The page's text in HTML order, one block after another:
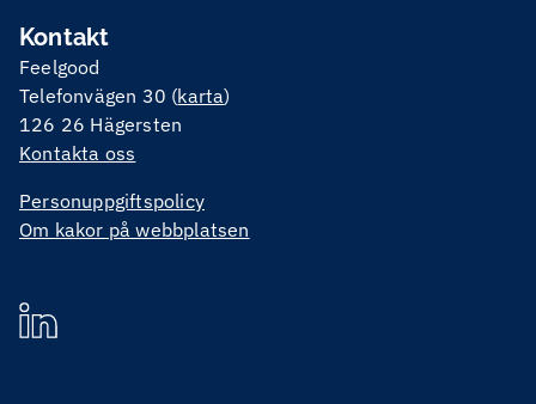
Kontakt
Feelgood
Telefonvägen 30 (karta)
126 26 Hägersten
Kontakta oss
Personuppgiftspolicy
Om kakor på webbplatsen